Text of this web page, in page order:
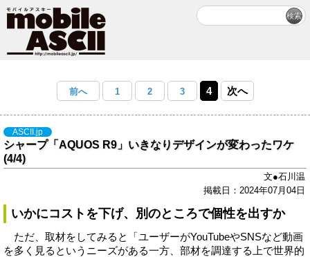
前へ 1 2 3 4 次へ
ASCII.jp
シャープ「AQUOS R9」いきなりデザインが変わったワケ
(4/4)
文●石川温
掲載日：2024年07月04日
いかにコストを下げ、別のところで個性を出すか
ただ、取材をしてみると「ユーザーがYouTubeやSNSなど動画
を多く見るというニーズがある一方、部材を調達する上で世界的